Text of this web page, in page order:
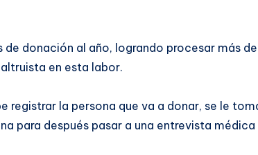
donación al año, logrando procesar más
en esta labor.
la persona que va a donar, se le
para después pasar a una entrevista